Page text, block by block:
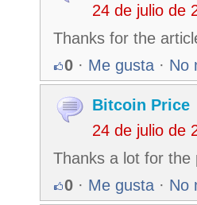
24 de julio de
Thanks for the
0 · Me gusta · No
Bitcoin Price
24 de julio de
Thanks a lot for the
0 · Me gusta · No